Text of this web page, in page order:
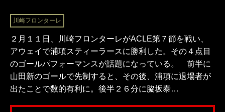
川崎フロンターレ
２月１１日、川崎フロンターレがACLE第７節を戦い、
アウェイで浦項スティーラースに勝利した。その４点目
のゴールパフォーマンスが話題になっている。 前半に
山田新のゴールで先制すると、その後、浦項に退場者が
出たことで数的有利に。後半２６分に脇坂泰…